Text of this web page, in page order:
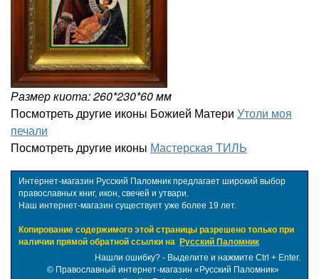
Размер киота: 260*230*60 мм
Посмотреть другие иконы Божией Матери Утоли моя
печали
Посмотреть другие иконы Мастерская ТИЛЬ
Интернет-магазин Русский Паломник предлагает широкий выбор
православных книг, икон, свечей и утвари.
Наш интернет-магазин существует уже более 19 лет.
Копирование содержимого этой страницы разрешено только при
наличии прямой обратной ссылки на Русский Паломник
Нашли ошибку? - Выделите и нажмите Ctrl + Enter.
© Православный интернет-магазин «Русский Паломник»